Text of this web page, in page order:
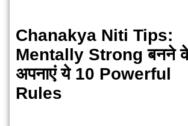
Chanakya Niti Tips:
Mentally Strong बनने
अपनाएं ये 10 Powerful
Rules